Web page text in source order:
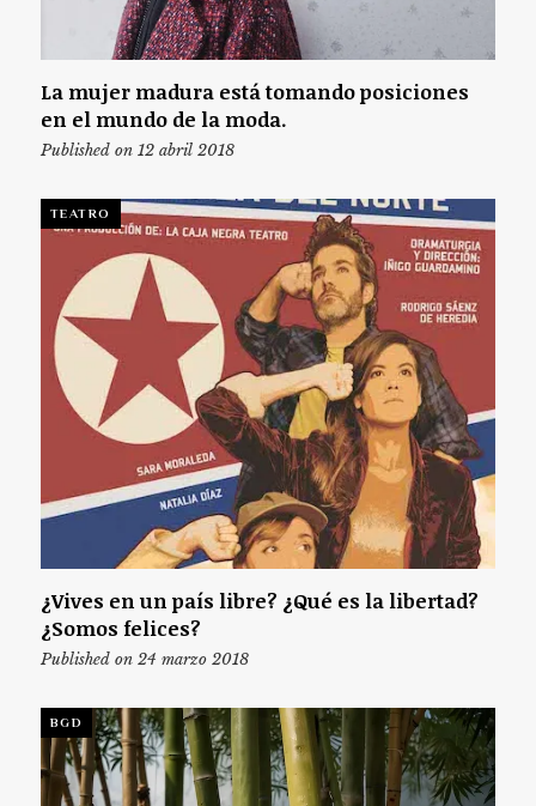
La mujer madura está tomando posiciones
en el mundo de la moda.
Published on 12 abril 2018
TEATRO
¿Vives en un país libre? ¿Qué es la libertad?
¿Somos felices?
Published on 24 marzo 2018
BGD